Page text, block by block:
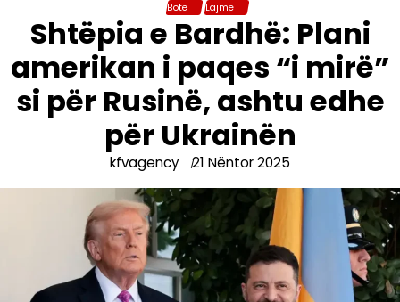
Botë Lajme
Shtëpia e Bardhë: Plani
amerikan i paqes “i mirë”
si për Rusinë, ashtu edhe
për Ukrainën
kfvagency 21 Nëntor 2025